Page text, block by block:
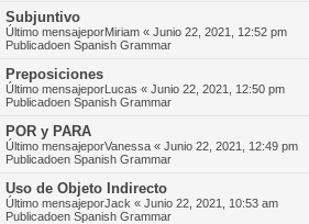
Subjuntivo
Último mensajeporMiriam « Junio 22, 2021, 12:52 pm
Publicadoen Spanish Grammar
Preposiciones
Último mensajeporLucas « Junio 22, 2021, 12:50 pm
Publicadoen Spanish Grammar
POR y PARA
Último mensajeporVanessa « Junio 22, 2021, 12:49 pm
Publicadoen Spanish Grammar
Uso de Objeto Indirecto
Último mensajeporJack « Junio 22, 2021, 10:53 am
Publicadoen Spanish Grammar